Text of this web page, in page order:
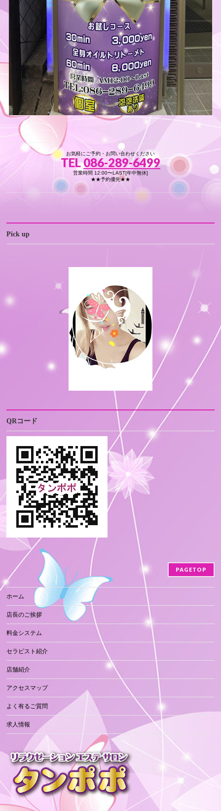
お気軽にご予約・お問い合わせください
TEL086-289-6499
営業時間 12:00〜LAST[年中無休]
★★予約優先★★
Pick up
QRコード
PAGETOP
ホーム
店長のご挨拶
料金システム
セラピスト紹介
店舗紹介
アクセスマップ
よく有るご質問
求人情報